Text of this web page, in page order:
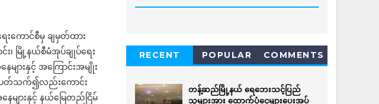
းကောင်စီမှ ချမှတ်ထား
မြို့နယ်စီမံအုပ်ချုပ်ရေး
များနှင့် အကြောင်းအမျိုး
င့် ပတ်သက်၍လည်းကောင်း
များနှင့် နယ်မြေတည်ငြိမ်
RECENT POPULAR COMMENTS
တန့်ဆည်မြို့နယ် ရေဘေးသင့်ပြည်
သူများအား ထောက်ပံ့ငွေများပေးအပ်